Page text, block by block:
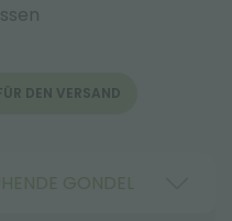
DEN VERSAND
GONDEL